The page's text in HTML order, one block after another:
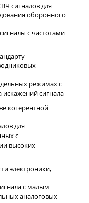
сигналов для
оборонного
с частотами
режимах с
сигнала
когерентной
для
с
высоких
электроники,
с малым
аналоговых